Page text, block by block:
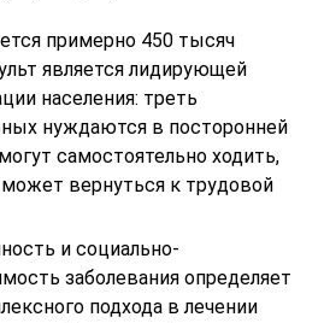
примерно 450 тысяч
является лидирующей
населения: треть
нуждаются в посторонней
самостоятельно ходить,
вернуться к трудовой
и социально-
заболевания определяет
подхода в лечении